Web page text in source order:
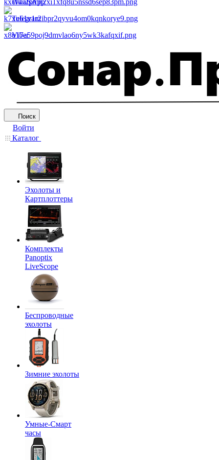
WhatsApp
Telegram
Viber
Поиск
Войти
Каталог
Эхолоты и
Картплоттеры
Комплекты
Panoptix
LiveScope
Беспроводные
эхолоты
Зимние эхолоты
Умные-Смарт
часы